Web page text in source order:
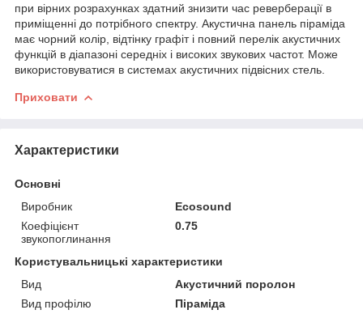
при вірних розрахунках здатний знизити час реверберації в
приміщенні до потрібного спектру. Акустична панель піраміда
має чорний колір, відтінку графіт і повний перелік акустичних
функцій в діапазоні середніх і високих звукових частот. Може
використовуватися в системах акустичних підвісних стель.
Приховати
Характеристики
Основні
Виробник
Ecosound
Коефіцієнт
звукопоглинання
0.75
Користувальницькі характеристики
Вид
Акустичний поролон
Вид профілю
Піраміда